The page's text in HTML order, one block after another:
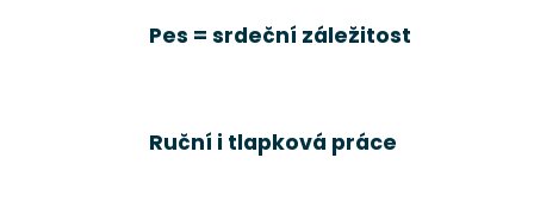
Pes = srdeční záležitost
Ruční i tlapková práce